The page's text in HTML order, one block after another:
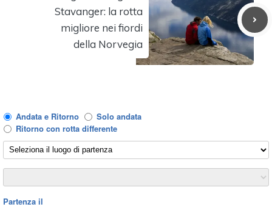
Stavanger: la rotta
migliore nei fiordi
della Norvegia